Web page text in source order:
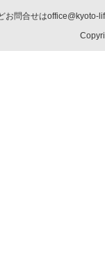
お問合せは